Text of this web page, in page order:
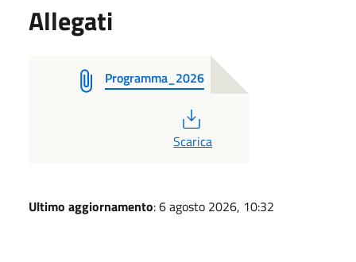
Allegati
Programma_2026
Scarica
Ultimo aggiornamento: 6 agosto 2026, 10:32